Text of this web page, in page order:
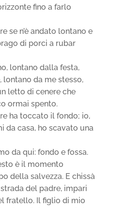
fino a farlo
se n’è andato lontano e
di porci a rubar
lontano dalla festa,
lontano da me stesso,
letto di cenere che
ormai spento.
ha toccato il fondo; io,
da casa, ho scavato una
da qui: fondo e fossa.
è il momento
della salvezza. E chissà
del padre, impari
fratello. Il figlio di mio